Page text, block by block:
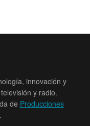
innovación y
y radio.
de Producciones